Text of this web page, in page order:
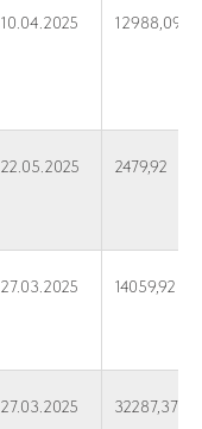
10.04.2025 12988,09
22.05.2025 2479,92
27.03.2025 14059,92
27.03.2025 32287,37